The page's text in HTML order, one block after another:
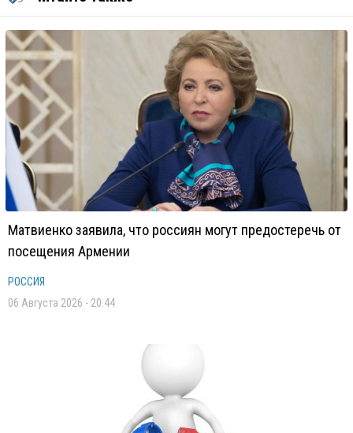
Матвиенко заявила, что россиян могут предостеречь от
посещения Армении
РОССИЯ
06 Августа 2026 - 20:44